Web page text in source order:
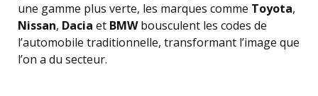
une gamme plus verte, les marques comme Toyota,
Nissan, Dacia et BMWbousculent les codes de
l’automobile traditionnelle, transformant l’image que
l’on a du secteur.